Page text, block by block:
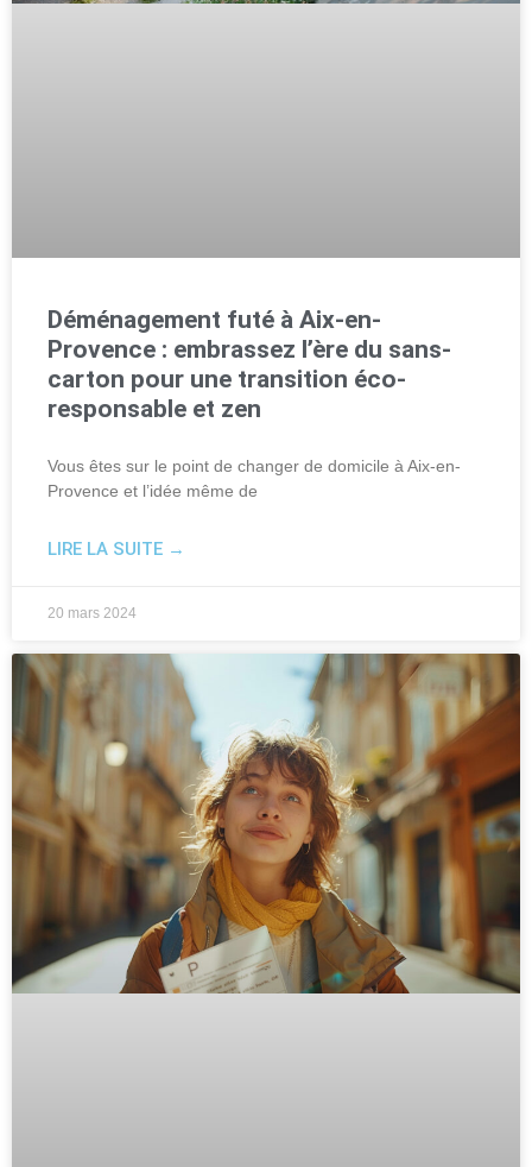
Déménagement futé à Aix-en-
Provence : embrassez l’ère du sans-
carton pour une transition éco-
responsable et zen
Vous êtes sur le point de changer de domicile à Aix-en-
Provence et l’idée même de
LIRE LA SUITE →
20 mars 2024